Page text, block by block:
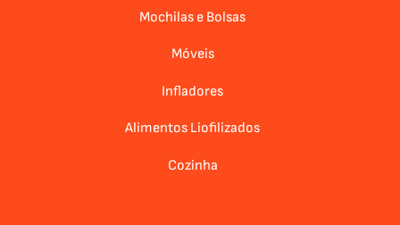
Mochilas e Bolsas
Móveis
Infladores
Alimentos Liofilizados
Cozinha